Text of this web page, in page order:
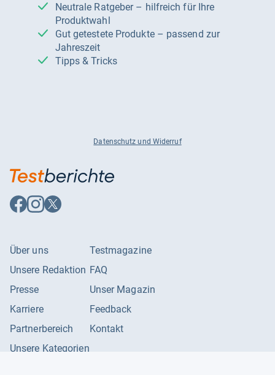
Neutrale Ratgeber – hilfreich für Ihre
Produktwahl
Gut getestete Produkte – passend zur
Jahreszeit
Tipps & Tricks
Datenschutz und Widerruf
Auf
Facebook
Auf
Instagram
Auf
X
Über uns
Unsere Redaktion
Presse
Karriere
Partnerbereich
Unsere Kategorien
Testmagazine
FAQ
Unser Magazin
Feedback
Kontakt